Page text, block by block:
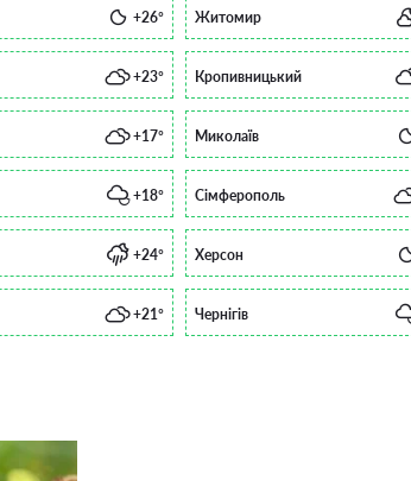
+26° Житомир
+23° Кропивницький
+17° Миколаїв
+18° Сімферополь
+24° Херсон
+21° Чернігів